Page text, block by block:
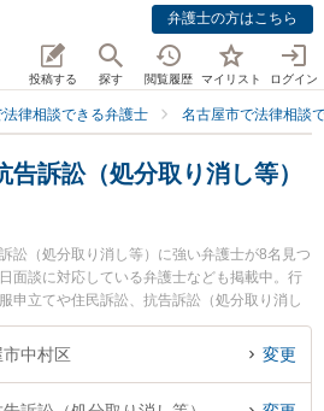
弁護士の方はこちら
投稿する 探す 閲覧履歴 マイリスト ログイン
律相談できる弁護士 名古屋市で法律相談
訴訟（処分取り消し等）
訟（処分取り消し等）に強い弁護士が8名見つ
面談に対応している弁護士なども掲載中。行
申立てや住民訴訟、抗告訴訟（処分取り消し
検索もでき便利です。特に加島法律事務所の
所の小山 秀弁護士、名古屋駅ヒラソル法律事
中村区 変更